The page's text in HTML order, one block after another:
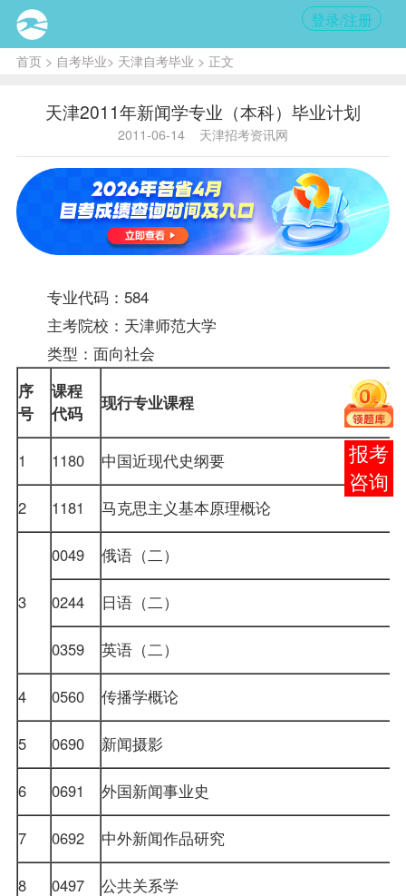
登录/注册
首页> 自考毕业> 天津自考毕业 > 正文
天津2011年新闻学专业（本科）毕业计划
2011-06-14 天津招考资讯网
专业代码：584
主考院校：天津师范大学
类型：面向社会
序
号
课程
代码
现行专业课程
1 1180 中国近现代史纲要
2 1181 马克思主义基本原理概论
3
0049 俄语（二）
0244 日语（二）
0359 英语（二）
4 0560 传播学概论
5 0690 新闻摄影
6 0691 外国新闻事业史
7 0692 中外新闻作品研究
8 0497 公共关系学
在线
客服